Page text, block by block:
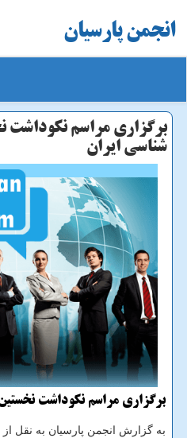
انجمن پارسیان
برگزاری مراسم نکوداشت
شناسی ایران
برگزاری مراسم نکوداشت
به گزارش انجمن پارسیان به نقل